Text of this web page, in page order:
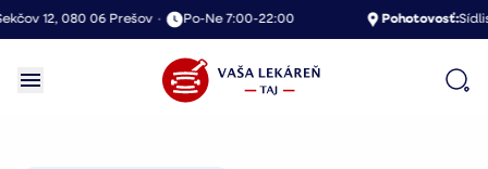
12, 080 06 Prešov • Po-Ne 7:00-22:00 Pohotovosť:Sídlisko